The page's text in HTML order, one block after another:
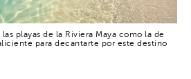
las playas de la Riviera Maya como la de
para decantarte por este destino